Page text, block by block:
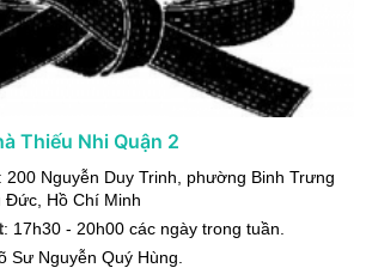
Thiếu Nhi Quận 2
: 200 Nguyễn Duy Trinh, phường Binh Trưng
Đức Hồ Chí Minh
: 17h30 - 20h00 các ngày trong tuần.
Sư Nguyễn Quý Hùng.